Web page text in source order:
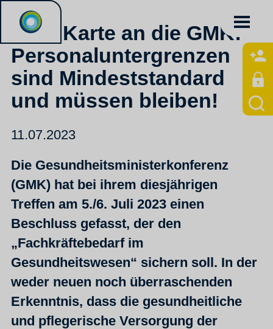
Rote Karte an die GMK:
Personaluntergrenzen
sind Mindeststandard
und müssen bleiben!
11.07.2023
Die Gesundheitsministerkonferenz
(GMK) hat bei ihrem diesjährigen
Treffen am 5./6. Juli 2023 einen
Beschluss gefasst, der den
„Fachkräftebedarf im
Gesundheitswesen“ sichern soll. In der
weder neuen noch überraschenden
Erkenntnis, dass die gesundheitliche
und pflegerische Versorgung der